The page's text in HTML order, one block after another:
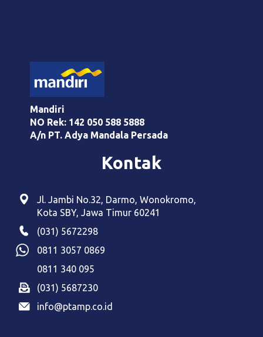
Mandiri
NO Rek: 142 050 588 5888
A/n PT. Adya Mandala Persada
Kontak
Jl. Jambi No.32, Darmo, Wonokromo,
Kota SBY, Jawa Timur 60241
(031) 5672298
0811 3057 0869
0811 340 095
(031) 5687230
info@ptamp.co.id